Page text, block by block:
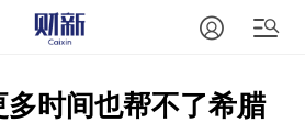
时间也帮不了希腊